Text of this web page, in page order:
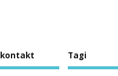
kontakt Tagi